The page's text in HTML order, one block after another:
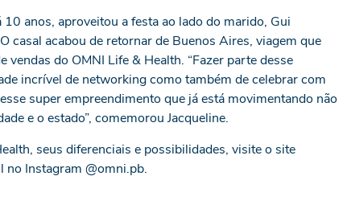
anos, aproveitou a festa ao lado do marido, Gui
casal acabou de retornar de Buenos Aires, viagem que
do OMNI Life & Health. “Fazer parte desse
incrível de networking como também de celebrar com
super empreendimento que já está movimentando não
e o estado”, comemorou Jacqueline.
seus diferenciais e possibilidades, visite o site
no Instagram @omni.pb.